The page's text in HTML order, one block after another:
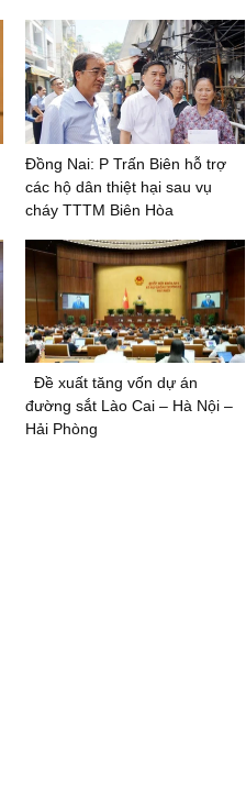
Đồng Nai: P Trấn Biên hỗ trợ
các hộ dân thiệt hại sau vụ
cháy TTTM Biên Hòa
Đề xuất tăng vốn dự án
đường sắt Lào Cai – Hà Nội –
Hải Phòng